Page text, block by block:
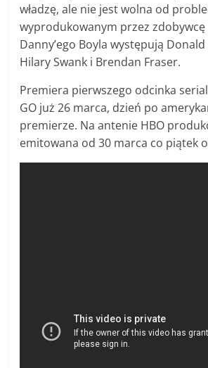
władzę, ale nie jest wolna od
wyprodukowanym przez zdobywcę
Danny’ego Boyla występują
Hilary Swank i Brendan Fraser.
Premiera pierwszego odcinka
GO już 26 marca, dzień po
premierze. Na antenie HBO
emitowana od 30 marca co piątek